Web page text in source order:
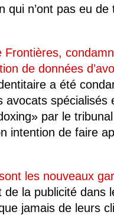
qui n’ont pas eu
Frontières,
de données
a été
avocats
par le
intention de faire
les nouveaux
la publicité dans
jamais de leurs